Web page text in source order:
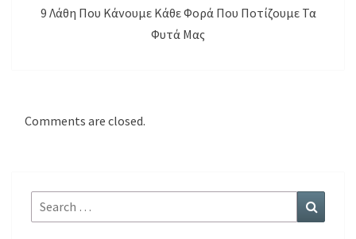
9 Λάθη Που Κάνουμε Κάθε Φορά Που Ποτίζουμε Τα
Φυτά Μας
Comments are closed.
Search
for: